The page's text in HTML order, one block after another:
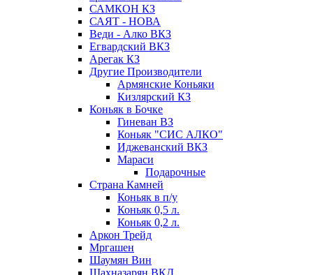
САМКОН КЗ
САЯТ - НОВА
Веди - Алко ВКЗ
Егвардский ВКЗ
Арегак КЗ
Другие Производители
Армянские Коньяки
Кизлярский КЗ
Коньяк в Бочке
Гиневан ВЗ
Коньяк "СИС АЛКО"
Иджеванский ВКЗ
Мараси
Подарочные
Страна Камней
Коньяк в п/у
Коньяк 0,5 л.
Коньяк 0,2 л.
Аркон Трейд
Мргашен
Шаумян Вин
Шахназарян ВКД